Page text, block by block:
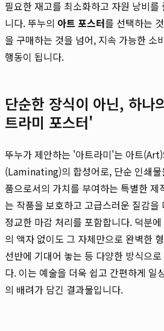
필요한 재고를 최소화하고 자원 낭비를
니다. 뚜누의 아트 포스터를 선택하는
을 구매하는 것을 넘어, 지속 가능한 소
행동이 됩니다.
단순한 장식이 아닌, 하나
트라미 포스터'
뚜누가 제안하는 '아트라미'는 아트
(Laminating)의 합성어로, 단순 인쇄
품으로서의 가치를 부여하는 특별한 제
는 작품을 보호하고 고급스러운 질감을
정교한 마감 처리를 포함합니다. 덕분에
의 액자 없이도 그 자체만으로 완벽한
선반에 기대어 놓는 등 다양한 방식으
다. 이는 예술을 더욱 쉽고 간편하게 일
의 배려가 담긴 결과물입니다.